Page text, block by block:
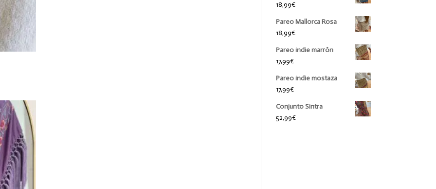
18,99€
Pareo Mallorca Rosa
18,99€
Pareo indie marrón
17,99€
Pareo indie mostaza
17,99€
Conjunto Sintra
52,99€